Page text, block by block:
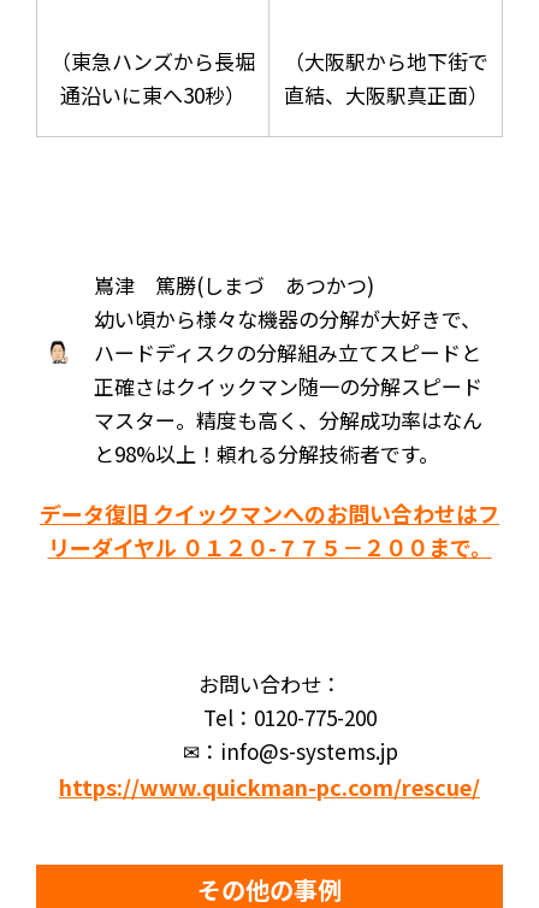
（東急ハンズから長堀
通沿いに東へ30秒）
（大阪駅から地下街で
直結、大阪駅真正面）
嶌津 篤勝(しまづ あつかつ)
幼い頃から様々な機器の分解が大好きで、
ハードディスクの分解組み立てスピードと
正確さはクイックマン随一の分解スピード
マスター。精度も高く、分解成功率はなん
と98%以上！頼れる分解技術者です。
データ復旧 クイックマンへのお問い合わせはフ
リーダイヤル ０１２０-７７５－２００まで。
お問い合わせ：
Tel：0120-775-200
✉：info@s-systems.jp
https://www.quickman-pc.com/rescue/
その他の事例